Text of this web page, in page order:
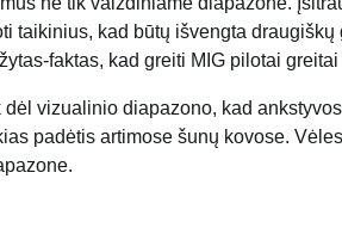
kad būtų išvengta draugiškų
faktas, kad greiti MIG pilotai
vizualinio diapazono, kad
padėtis artimose šunų kovose.